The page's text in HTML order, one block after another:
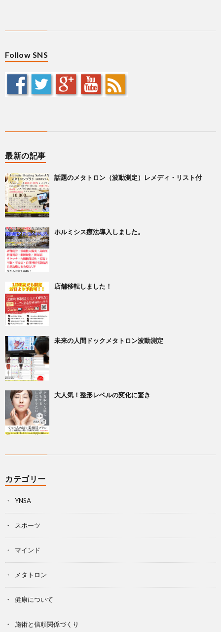
Follow SNS
最新の記事
話題のメタトロン（波動測定）レメディ・リスト付
ホルミシス療法導入しました。
店舗移転しました！
未来の人間ドックメタトロン波動測定
大人気！整形レベルの変化に驚き
カテゴリー
YNSA
スポーツ
マインド
メタトロン
健康について
施術と信頼関係づくり